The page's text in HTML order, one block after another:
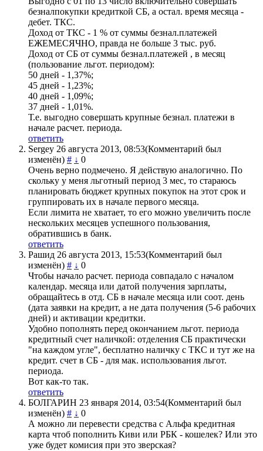
безналпокупки кредиткой СБ, а остал. время месяца -
дебет. ТКС.
Доход от ТКС - 1 % от суммы безнал.платежей
ЕЖЕМЕСЯЧНО, правда не больше 3 тыс. руб.
Доход от СБ от суммы безнал.платежей , в месяц
(пользование льгот. периодом):
50 дней - 1,37%;
45 дней - 1,23%;
40 дней - 1,09%;
37 дней - 1,01%.
Т.е. выгодно совершать крупные безнал. платежи в
начале расчет. периода.
ответить
Sergey 26 августа 2013, 08:53(Комментарий был
изменён) # ↓ 0
Очень верно подмечено. Я действую аналогично. По
скольку у меня льготный период 3 мес, то стараюсь
планировать бюджет крупных покупок на этот срок и
группировать их в начале первого месяца.
Если лимита не хватает, то его можно увеличить после
нескольких месяцев успешного пользования,
обратившись в банк.
ответить
Рашид 26 августа 2013, 15:53(Комментарий был
изменён) # ↓ 0
Чтобы начало расчет. периода совпадало с началом
календар. месяца или датой получения зарплаты,
обращайтесь в отд. СБ в начале месяца или соот. день
(дата заявки на кредит, а не дата получения (5-6 рабочих
дней) и активации кредитки.
Удобно пополнять перед окончанием льгот. периода
кредитный счет наличкой: отделения СБ практически
"на каждом угле", бесплатно наличку с ТКС и тут же на
кредит. счет в СБ - для мак. использования льгот.
периода.
Вот как-то так.
ответить
БОЛГАРИН 23 января 2014, 03:54(Комментарий был
изменён) # ↓ 0
А можно ли перевести средства с Альфа кредитная
карта чтоб пополнить Киви или РБК - кошелек? Или это
уже будет комисия при это зверская?